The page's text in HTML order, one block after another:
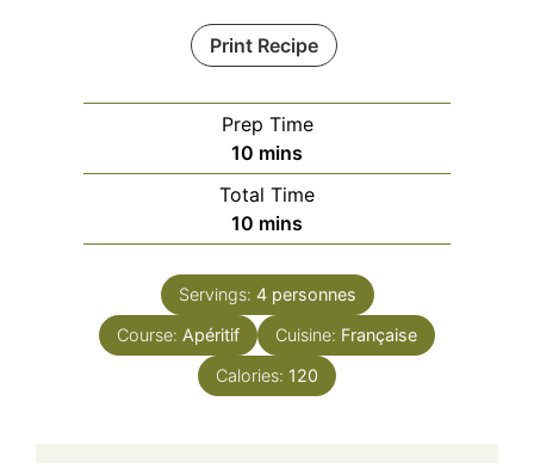
Print Recipe
Prep Time
10 minutes
mins
Total Time
10 minutes
mins
Servings: 4 personnes
Course: Apéritif Cuisine: Française
Calories: 120